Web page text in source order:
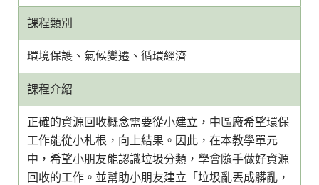
課程類別
環境保護、氣候變遷、循環經濟
課程介紹
正確的資源回收概念需要從小建立，中區廠希望環保
工作能從小札根，向上結果。因此，在本教學單元
中，希望小朋友能認識垃圾分類，學會隨手做好資源
回收的工作。並幫助小朋友建立「垃圾亂丟成髒亂，